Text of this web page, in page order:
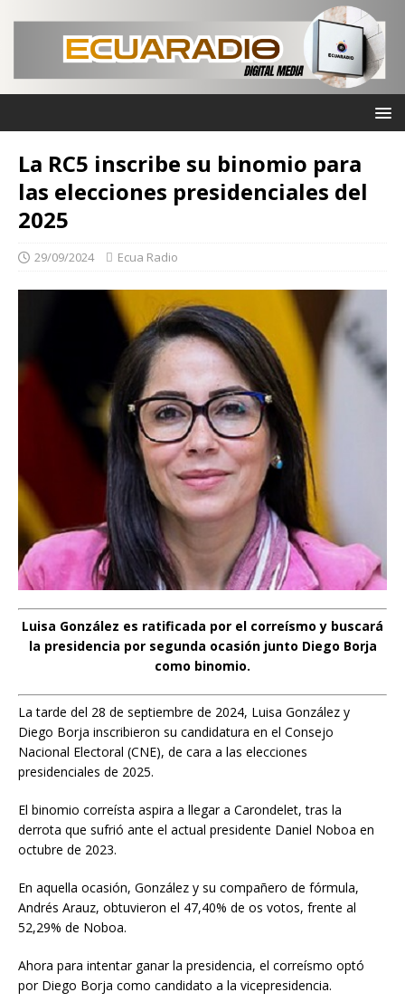
La RC5 inscribe su binomio para
las elecciones presidenciales del
2025
29/09/2024 Ecua Radio
Luisa González es ratificada por el correísmo y buscará
la presidencia por segunda ocasión junto Diego Borja
como binomio.
La tarde del 28 de septiembre de 2024, Luisa González y
Diego Borja inscribieron su candidatura en el Consejo
Nacional Electoral (CNE), de cara a las elecciones
presidenciales de 2025.
El binomio correísta aspira a llegar a Carondelet, tras la
derrota que sufrió ante el actual presidente Daniel Noboa en
octubre de 2023.
En aquella ocasión, González y su compañero de fórmula,
Andrés Arauz, obtuvieron el 47,40% de os votos, frente al
52,29% de Noboa.
Ahora para intentar ganar la presidencia, el correísmo optó
por Diego Borja como candidato a la vicepresidencia.